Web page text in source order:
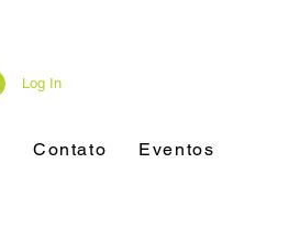
Log In
Contato Eventos